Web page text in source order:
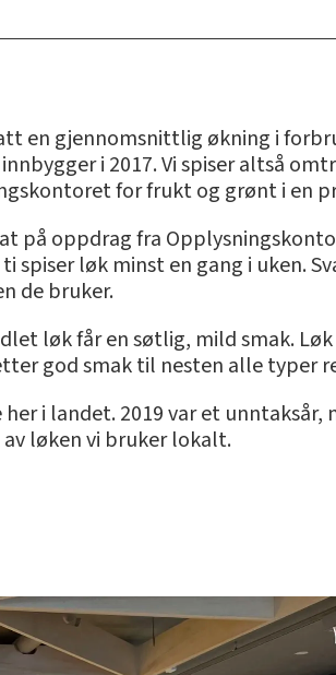
en gjennomsnittlig økning i
i 2017. Vi spiser altså
for frukt og grønt i en
på oppdrag fra
spiser løk minst en gang i uken.
de bruker.
løk får en søtlig, mild smak.
god smak til nesten alle typer
i landet. 2019 var et
løken vi bruker lokalt.